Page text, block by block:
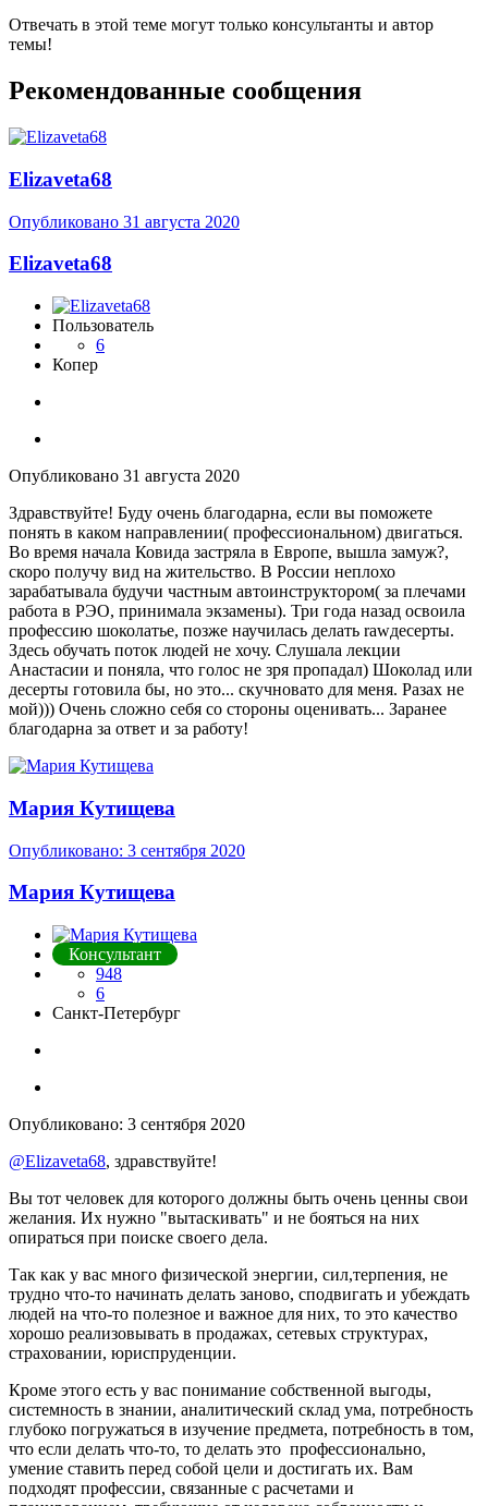
Отвечать в этой теме могут только консультанты и автор
темы!
Рекомендованные сообщения
Elizaveta68
Опубликовано 31 августа 2020
Elizaveta68
Пользователь
6
Копер
Опубликовано 31 августа 2020
Здравствуйте! Буду очень благодарна, если вы поможете
понять в каком направлении( профессиональном) двигаться.
Во время начала Ковида застряла в Европе, вышла замуж?,
скоро получу вид на жительство. В России неплохо
зарабатывала будучи частным автоинструктором( за плечами
работа в РЭО, принимала экзамены). Три года назад освоила
профессию шоколатье, позже научилась делать rawдесерты.
Здесь обучать поток людей не хочу. Слушала лекции
Анастасии и поняла, что голос не зря пропадал) Шоколад или
десерты готовила бы, но это... скучновато для меня. Разах не
мой))) Очень сложно себя со стороны оценивать... Заранее
благодарна за ответ и за работу!
Мария Кутищева
Опубликовано: 3 сентября 2020
Мария Кутищева
Консультант
948
6
Санкт-Петербург
Опубликовано: 3 сентября 2020
@Elizaveta68, здравствуйте!
Вы тот человек для которого должны быть очень ценны свои
желания. Их нужно "вытаскивать" и не бояться на них
опираться при поиске своего дела.
Так как у вас много физической энергии, сил,терпения, не
трудно что-то начинать делать заново, сподвигать и убеждать
людей на что-то полезное и важное для них, то это качество
хорошо реализовывать в продажах, сетевых структурах,
страховании, юриспруденции.
Кроме этого есть у вас понимание собственной выгоды,
системность в знании, аналитический склад ума, потребность
глубоко погружаться в изучение предмета, потребность в том,
что если делать что-то, то делать это профессионально,
умение ставить перед собой цели и достигать их. Вам
подходят профессии, связанные с расчетами и